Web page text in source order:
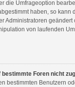
die Umfrageoption
haben, so kann
Administratoren
von laufenden
bestimmte Foren nicht
bestimmten Benutzern